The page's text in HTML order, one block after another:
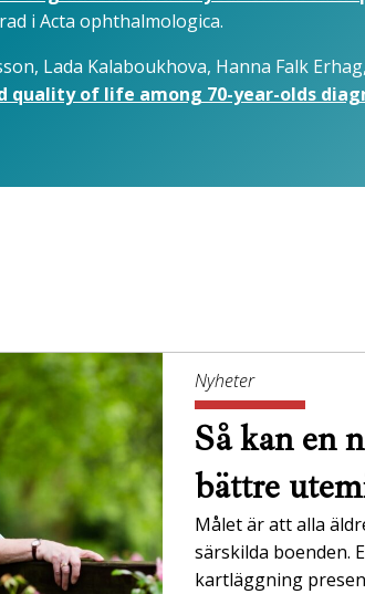
i Acta ophthalmologica.
Lada Kalaboukhova, Hanna Falk
quality of life among 70-year-olds
Nyheter
Så kan en
bättre
Målet är att alla
särskilda boenden.
kartläggning